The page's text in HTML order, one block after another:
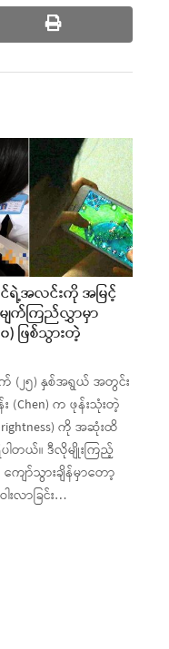
print
င်ရဲ့အလင်းကို အမြင့်
ျက်ကြည်လွှာမှာ
) ဖြစ်သွားတဲ့
(၂၅) နှစ်အရွယ် အတွင်း
း (Chen) က ဖုန်းသုံးတဲ့
ကို အဆုံးထိ
ါတယ်။ ဒီလိုမျိုးကြည့်
ျော်သွားချိန်မှာတော့
းလာခြင်း…